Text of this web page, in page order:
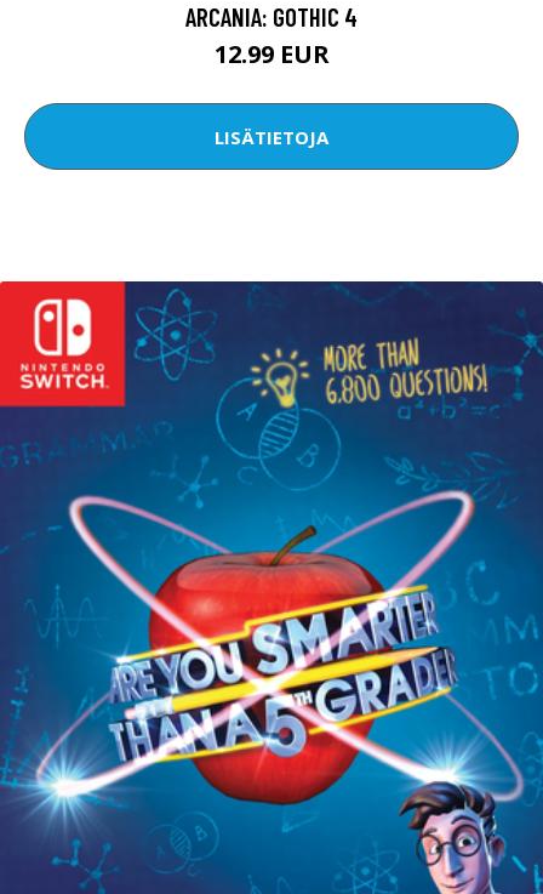
ARCANIA: GOTHIC 4
12.99 EUR
LISÄTIETOJA